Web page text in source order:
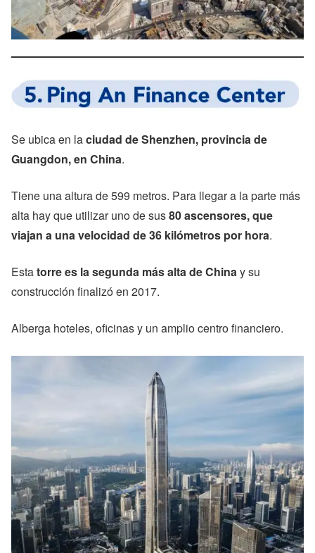
Se ubica en laciudad de Shenzhen, provincia de
Guangdon, en China.
Tiene una altura de 599 metros. Para llegar a la parte más
alta hay que utilizar uno de sus80 ascensores, que
viajan a una velocidad de 36 kilómetros por hora.
Estatorre es la segunda más alta de Chinay su
construcción finalizó en 2017.
Alberga hoteles, oficinas y un amplio centro financiero.